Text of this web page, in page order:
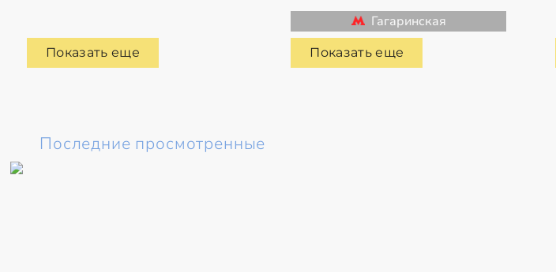
Показать еще
Гагаринская
Показать еще
Последние просмотренные